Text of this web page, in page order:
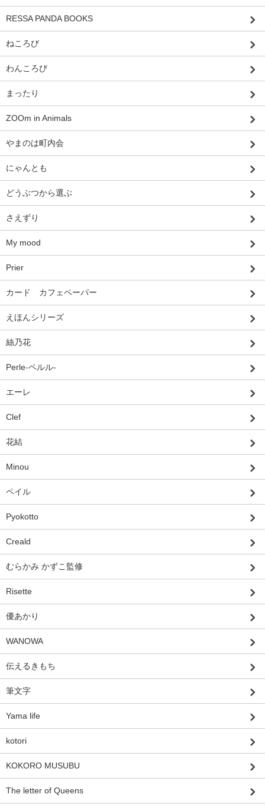
RESSA PANDA BOOKS
ねころび
わんころび
まったり
ZOOm in Animals
やまのは町内会
にゃんとも
どうぶつから選ぶ
さえずり
My mood
Prier
カード カフェペーパー
えほんシリーズ
絲乃花
Perle-ペルル-
エーレ
Clef
花結
Minou
ペイル
Pyokotto
Creald
むらかみ かずこ監修
Risette
優あかり
WANOWA
伝えるきもち
筆文字
Yama life
kotori
KOKORO MUSUBU
The letter of Queens